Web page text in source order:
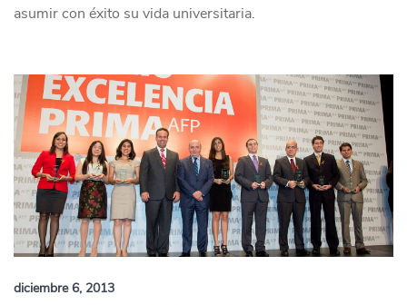
asumir con éxito su vida universitaria.
diciembre 6, 2013